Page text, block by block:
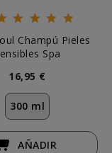
Champú Pieles
Spa
16,95 €
300 ml
AÑADIR